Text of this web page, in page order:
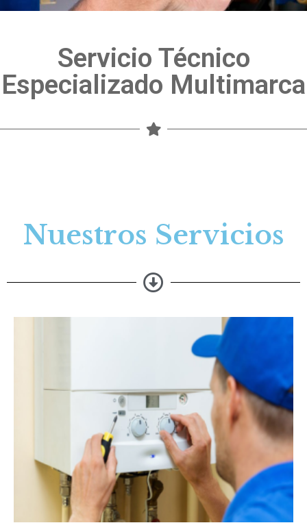
Servicio Técnico
Especializado Multimarca
Nuestros Servicios